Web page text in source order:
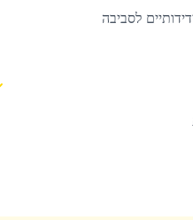
לסביבה